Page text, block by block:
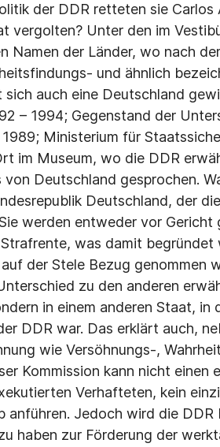
der DDR retteten sie
vergolten? Unter den im
Namen der Länder, wo nach
und ähnlich
sich auch eine Deutschland
– 1994; Gegenstand der
Ministerium für
im Museum, wo die DDR
Deutschland gesprochen.
Deutschland, der
werden entweder vor
was damit
der Stele Bezug
zu den anderen
in einem anderen Staat, in
DDR war. Das erklärt auch,
wie Versöhnungs-,
Kommission kann nicht einen
Verhafteten, kein
anführen. Jedoch wird die
haben zur Förderung der